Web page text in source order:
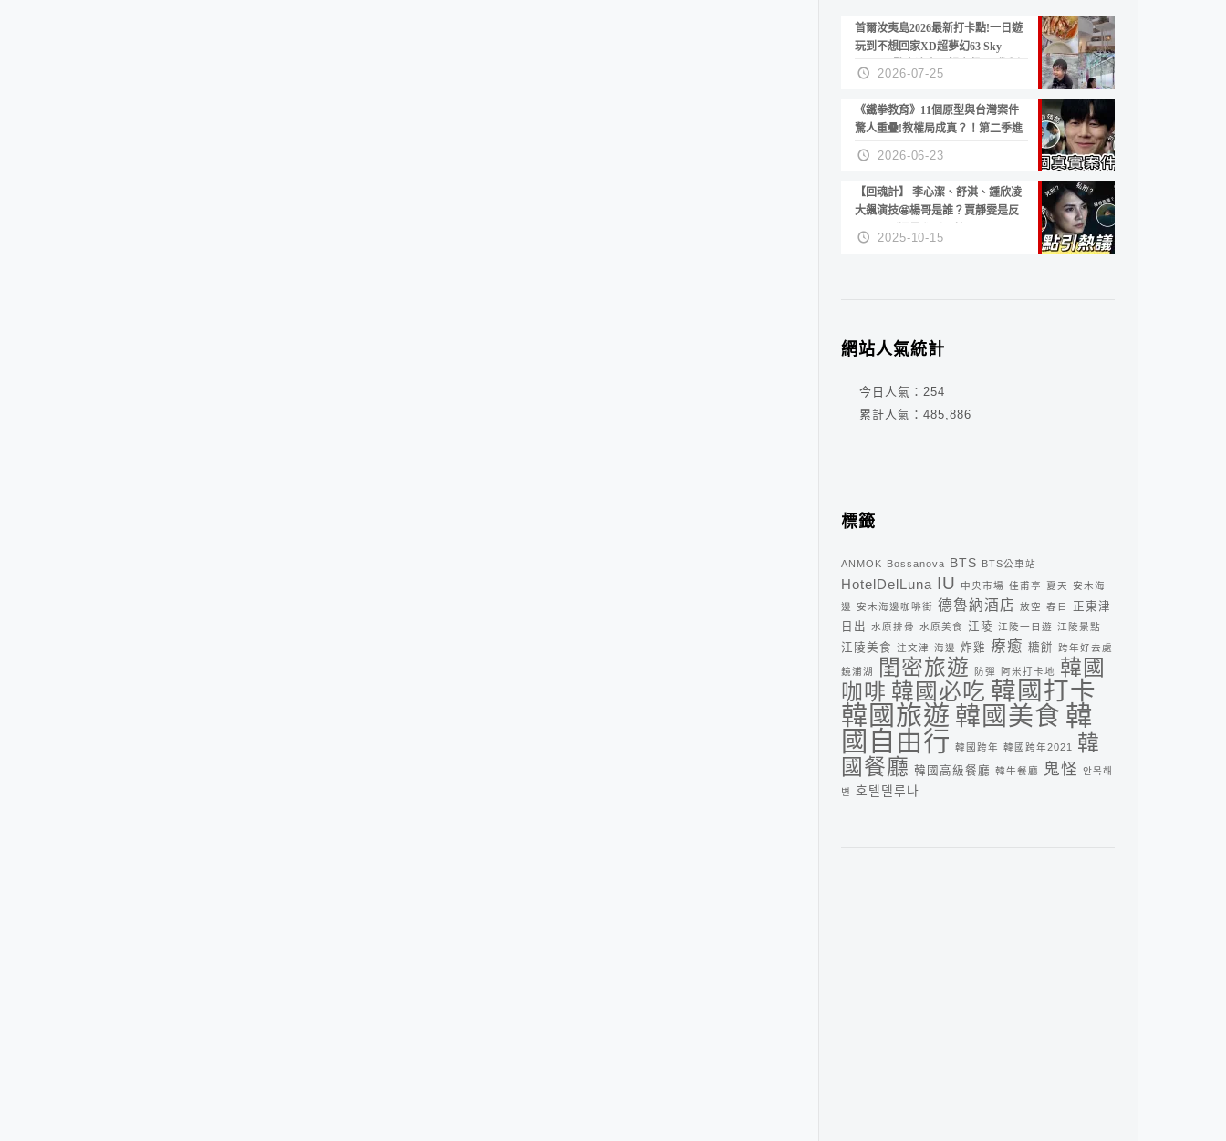
首爾汝夷島2026最新打卡點!一日遊
玩到不想回家XD超夢幻63 Sky
Picnic、鷺良津帝王蟹大餐、《淚之
女王》拍攝地、漢江公園免費玩水
2026-07-25
《鐵拳教育》11個原型與台灣案件
驚人重疊!教權局成真？！第二季進
度？😍
2026-06-23
【回魂計】 李心潔、舒淇、鍾欣凌
大飆演技🤩楊哥是誰？賈靜雯是反
派？死刑還是私刑正義
2025-10-15
網站人氣統計
今日人氣： 254
累計人氣： 485,886
標籤
ANMOK Bossanova BTS BTS公車站
HotelDelLuna IU 中央市場 佳甫亭 夏天 安木海
邊 安木海邊咖啡街 德魯納酒店 放空 春日
正東津
日出 水原排骨 水原美食 江陵 江陵一日遊 江陵景點
江陵美食 注文津 海邊 炸雞 療癒 糖餅 跨年好去處
鏡浦湖 閨密旅遊 防彈 阿米打卡地
韓國
咖啡 韓國必吃 韓國打卡
韓國旅遊 韓國美食 韓
國自由行 韓國跨年 韓國跨年2021
韓
國餐廳 韓國高級餐廳 韓牛餐廳 鬼怪 안목해
변
호텔델루나